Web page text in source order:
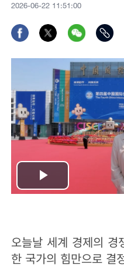
2026-06-22 11:51:00
Play
오늘날 세계 경제의
한 국가의 힘만으로 결